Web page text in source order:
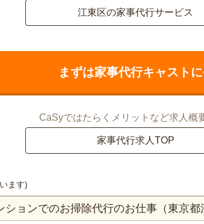
江東区の家事代行サービス
まずは家事代行キャスト
CaSyではたらくメリットなど求人概
家事代行求人TOP
ます)
ョンでのお掃除代行のお仕事（東京都